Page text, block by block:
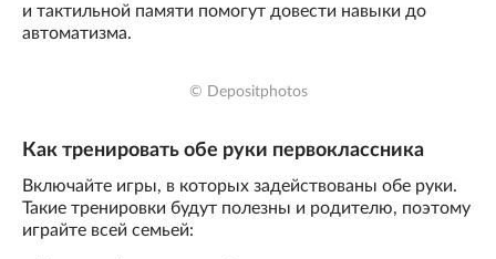
и тактильной памяти помогут довести навыки до
автоматизма.
© Depositphotos
Как тренировать обе руки первоклассника
Включайте игры, в которых задействованы обе руки.
Такие тренировки будут полезны и родителю, поэтому
играйте всей семьей: